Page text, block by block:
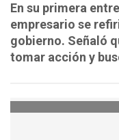
En su primera
empresario se
gobierno. Señaló
tomar acción y